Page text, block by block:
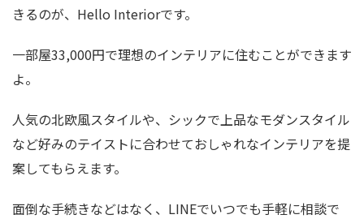
きるのが、Hello Interiorです。
一部屋33,000円で理想のインテリアに住むことができます
よ。
人気の北欧風スタイルや、シックで上品なモダンスタイル
など好みのテイストに合わせておしゃれなインテリアを提
案してもらえます。
面倒な手続きなどはなく、LINEでいつでも手軽に相談で